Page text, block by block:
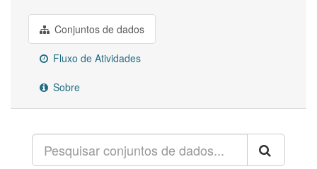
Conjuntos de dados
Fluxo de Atividades
Sobre